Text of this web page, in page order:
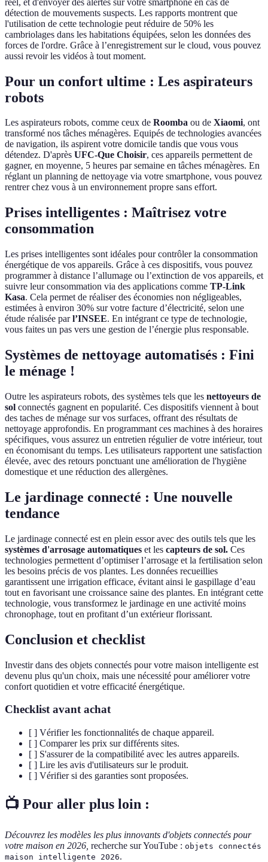
détection de mouvements suspects. Les rapports montrent que
l'utilisation de cette technologie peut réduire de 50% les
cambriolages dans les habitations équipées, selon les données des
forces de l'ordre. Grâce à l’enregistrement sur le cloud, vous pouvez
aussi revoir les vidéos à tout moment.
Pour un confort ultime : Les aspirateurs
robots
Les aspirateurs robots, comme ceux de Roomba ou de Xiaomi, ont
transformé nos tâches ménagères. Equipés de technologies avancées
de navigation, ils aspirent votre domicile tandis que vous vous
détendez. D'après UFC-Que Choisir, ces appareils permettent de
gagner, en moyenne, 5 heures par semaine en tâches ménagères. En
réglant un planning de nettoyage via votre smartphone, vous pouvez
rentrer chez vous à un environnement propre sans effort.
Prises intelligentes : Maîtrisez votre
consommation
Les prises intelligentes sont idéales pour contrôler la consommation
énergétique de vos appareils. Grâce à ces dispositifs, vous pouvez
programmer à distance l’allumage ou l’extinction de vos appareils, et
suivre leur consommation via des applications comme TP-Link
Kasa. Cela permet de réaliser des économies non négligeables,
estimées à environ 30% sur votre facture d’électricité, selon une
étude réalisée parl’INSEE. En intégrant ce type de technologie,
vous faites un pas vers une gestion de l’énergie plus responsable.
Systèmes de nettoyage automatisés : Fini
le ménage !
Outre les aspirateurs robots, des systèmes tels que les nettoyeurs de
sol connectés gagnent en popularité. Ces dispositifs viennent à bout
des taches de ménage sur vos surfaces, offrant des résultats de
nettoyage approfondis. En programmant ces machines à des horaires
spécifiques, vous assurez un entretien régulier de votre intérieur, tout
en économisant du temps. Les utilisateurs rapportent une satisfaction
élevée, avec des retours ponctuant une amélioration de l'hygiène
domestique et une réduction des allergènes.
Le jardinage connecté : Une nouvelle
tendance
Le jardinage connecté est en plein essor avec des outils tels que les
systèmes d'arrosage automatiques et les capteurs de sol. Ces
technologies permettent d’optimiser l’arrosage et la fertilisation selon
les besoins précis de vos plantes. Les données recueillies
garantissent une irrigation efficace, évitant ainsi le gaspillage d’eau
tout en favorisant une croissance saine des plantes. En intégrant cette
technologie, vous transformez le jardinage en une activité moins
chronophage, tout en profitant d’un extérieur florissant.
Conclusion et checklist
Investir dans des objets connectés pour votre maison intelligente est
devenu plus qu'un choix, mais une nécessité pour améliorer votre
confort quotidien et votre efficacité énergétique.
Checklist avant achat
[ ] Vérifier les fonctionnalités de chaque appareil.
[ ] Comparer les prix sur différents sites.
[ ] S'assurer de la compatibilité avec les autres appareils.
[ ] Lire les avis d'utilisateurs sur le produit.
[ ] Vérifier si des garanties sont proposées.
📺 Pour aller plus loin :
Découvrez les modèles les plus innovants d'objets connectés pour
votre maison en 2026, recherche sur YouTube : objets connectés
maison intelligente 2026.